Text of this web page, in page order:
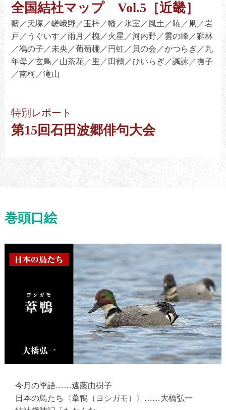
全国結社マップ Vol.5［近畿］
藍／天塚／嵯峨野／玉梓／幡／氷室／風土／暁／凧／岩
戸／うぐいす／雨月／槐／火星／河内野／雲の峰／獅林
／鳰の子／未央／葡萄棚／円虹／貝の会／かつらぎ／九
年母／玄鳥／山茶花／里／田鶴／ひいらぎ／諷詠／撫子
／南柯／滝山
特別レポート
第15回石田波郷俳句大会
巻頭口絵
今月の季語……遠藤由樹子
日本の鳥たち〈葦鴨（ヨシガモ）〉……大橋弘一